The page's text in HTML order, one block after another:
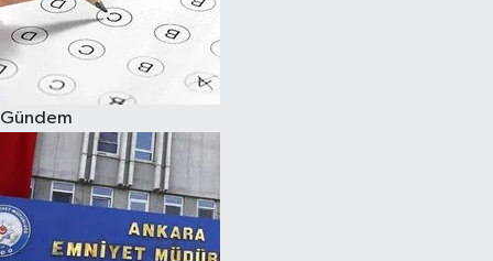
Gündem
Sağlık
Siyaset
Teknoloji
Televizyon
Yaşam-Çevre